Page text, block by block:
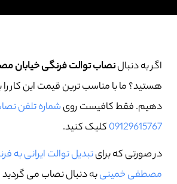
اگر به دنبالنصاب توالت فرنگی خیابان
هستید؟ ما با مناسب ترین قیمت این کار
دهیم. فقط کافیست رویشماره تلفن
09129615767کلیک کنید.
در صورتی که برایتبدیل توالت ایرانی به
مصطفی خمینیبه دنبال نصاب می گردید